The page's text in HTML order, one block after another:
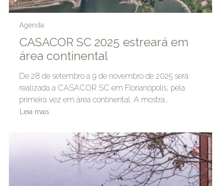
Agenda
CASACOR SC 2025 estreará em
área continental
De 28 de setembro a 9 de novembro de 2025 será
realizada a CASACOR SC em Florianópolis, pela
primeira vez em área continental. A mostra…
Leia mais